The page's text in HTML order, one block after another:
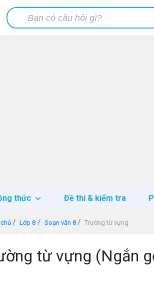
thức Đề thi & kiểm tra
Lớp 8 Soạn văn 8 Trường từ vựng
từ vựng (Ngắn